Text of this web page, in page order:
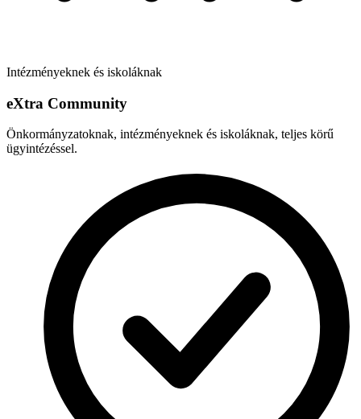
Intézményeknek és iskoláknak
eXtra Community
Önkormányzatoknak, intézményeknek és iskoláknak, teljes körű
ügyintézéssel.